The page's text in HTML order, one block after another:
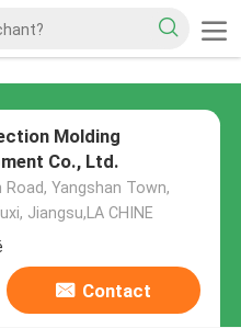
Molding
Co., Ltd.
Yangshan Town,
Jiangsu,LA CHINE
Contact